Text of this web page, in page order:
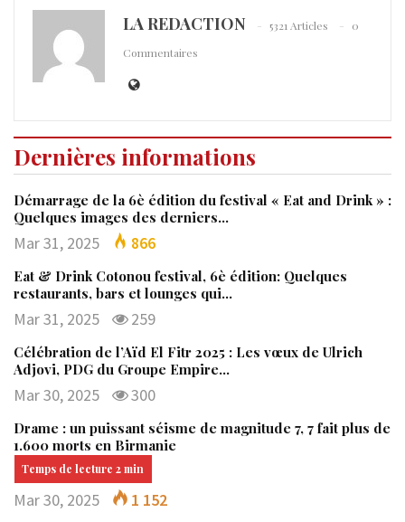
LA REDACTION 5321 Articles
0
Commentaires
Dernières informations
Démarrage de la 6è édition du festival « Eat and Drink » :
Quelques images des derniers…
Mar 31, 2025 866
Eat & Drink Cotonou festival, 6è édition: Quelques
restaurants, bars et lounges qui…
Mar 31, 2025 259
Célébration de l’Aïd El Fitr 2025 : Les vœux de Ulrich
Adjovi, PDG du Groupe Empire…
Mar 30, 2025 300
Drame : un puissant séisme de magnitude 7, 7 fait plus de
1.600 morts en Birmanie
Mar 30, 2025 1 152